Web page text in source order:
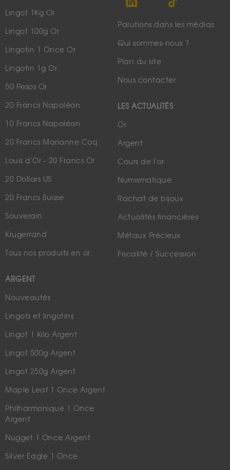
Lingot 1Kg Or
Lingot 100g Or
Lingotin 1 Once Or
Lingotin 1g Or
50 Pesos Or
20 Francs Napoléon
10 Francs Napoléon
20 Francs Marianne Coq
Louis d'Or - 20 Francs Or
20 Dollars US
20 Francs Suisse
Souverain
Krugerrand
Tous nos produits en or
ARGENT
Nouveautés
Lingots et lingotins
Lingot 1 Kilo Argent
Lingot 500g Argent
Lingot 250g Argent
Maple Leaf 1 Once Argent
Philharmonique 1 Once
Argent
Nugget 1 Once Argent
Silver Eagle 1 Once
Parutions dans les médias
Qui sommes-nous ?
Plan du site
Nous contacter
LES ACTUALITÉS
Or
Argent
Cours de l'or
Numismatique
Rachat de bijoux
Actualités financières
Métaux Précieux
Fiscalité / Succession